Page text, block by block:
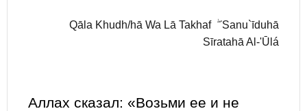
Qāla Khudh/hā Wa Lā Takhaf ۖ Sanu`īduhā
Sīratahā Al-'Ūlá
Аллах сказал: «Возьми ее и не